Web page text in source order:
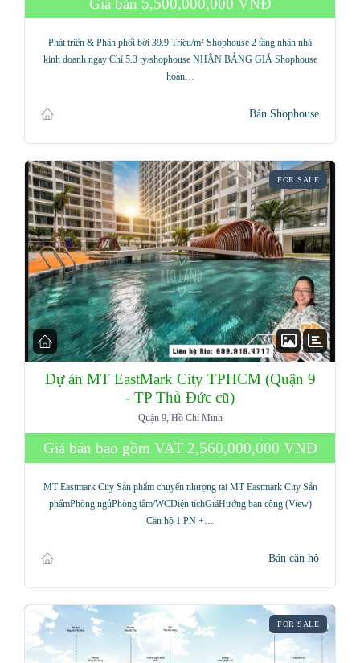
Giá bán 5,500,000,000 VNĐ
Phát triển & Phân phối bởi 39.9 Triệu/m² Shophouse 2 tầng nhận nhà
kinh doanh ngay Chỉ 5.3 tỷ/shophouse NHẬN BẢNG GIÁ Shophouse
hoàn…
Bán Shophouse
FOR SALE
Dự án MT EastMark City TPHCM (Quận 9
- TP Thủ Đức cũ)
Quận 9, Hồ Chí Minh
Giá bán bao gồm VAT 2,560,000,000 VNĐ
MT Eastmark City Sản phẩm chuyển nhượng tại MT Eastmark City Sản
phẩmPhòng ngủPhòng tắm/WCDiện tíchGiáHướng ban công (View)
Căn hộ 1 PN +…
Bán căn hộ
FOR SALE